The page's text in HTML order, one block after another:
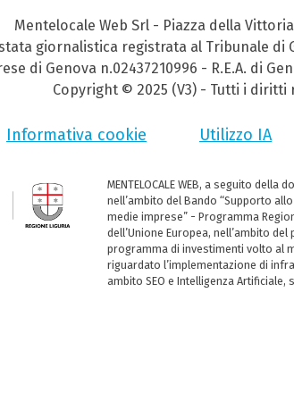
Mentelocale Web Srl - Piazza della
giornalistica registrata al Tribunale di
di Genova n.02437210996 - R.E.A. di
Copyright © 2025 (V3) - Tutti i diritti
Informativa cookie Utilizzo IA
MENTELOCALE WEB, a seguito
nell’ambito del Bando “Supporto
medie imprese” - Programma
dell’Unione Europea, nell’ambito del
programma di investimenti volto al
riguardato l’implementazione di
ambito SEO e Intelligenza Artificiale,